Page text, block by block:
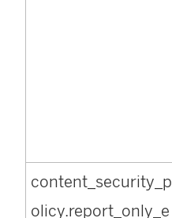
content_security_p
olicy.report_only_e